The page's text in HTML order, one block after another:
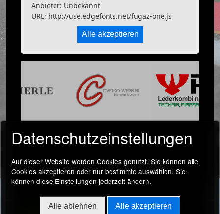
Anbieter: Unbekannt
URL: http://use.edgefonts.net/fugaz-one.js
Alle akzeptieren
Datenschutzeinstellungen
Auf dieser Website werden Cookies genutzt. Sie können alle
Cookies akzeptieren oder nur bestimmte auswählen. Sie
können diese Einstellungen jederzeit ändern.
Alle ablehnen Alle akzeptieren